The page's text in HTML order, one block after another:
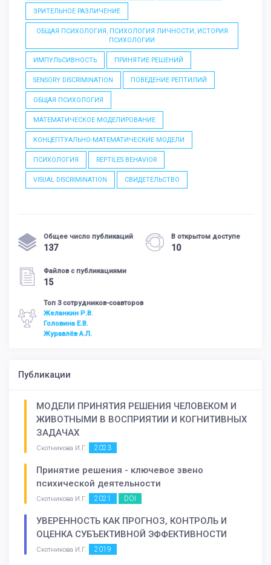
ЗРИТЕЛЬНОЕ РАЗЛИЧЕНИЕ
ОБЩАЯ ПСИХОЛОГИЯ, ПСИХОЛОГИЯ ЛИЧНОСТИ, ИСТОРИЯ
ПСИХОЛОГИИ
ИМПУЛЬСИВНОСТЬ ПРИНЯТИЕ РЕШЕНИЙ
SENSORY DISCRIMINATION ПОВЕДЕНИЕ РЕПТИЛИЙ
ОБЩАЯ ПСИХОЛОГИЯ
МАТЕМАТИЧЕСКОЕ МОДЕЛИРОВАНИЕ
КОНЦЕПТУАЛЬНО-МАТЕМАТИЧЕСКИЕ МОДЕЛИ
ПСИХОЛОГИЯ REPTILES BEHAVIOR
VISUAL DISCRIMINATION СВИДЕТЕЛЬСТВО
Общее число публикаций
137
В открытом доступе
10
Файлов с публикациями
15
Топ 3 сотрудников-соавторов
Желанкин Р.В.
Головина Е.В.
Журавлёв А.Л.
Публикации
МОДЕЛИ ПРИНЯТИЯ РЕШЕНИЯ ЧЕЛОВЕКОМ И
ЖИВОТНЫМИ В ВОСПРИЯТИИ И КОГНИТИВНЫХ
ЗАДАЧАХ
Скотникова И.Г. 2023
Принятие решения - ключевое звено
психической деятельности
Скотникова И.Г. 2021 DOI
УВЕРЕННОСТЬ КАК ПРОГНОЗ, КОНТРОЛЬ И
ОЦЕНКА СУБЪЕКТИВНОЙ ЭФФЕКТИВНОСТИ
Скотникова И.Г. 2019